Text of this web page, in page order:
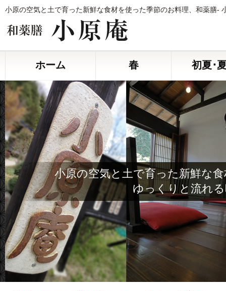
小原の空気と土で育った新鮮な食材を使った季節のお料理、和薬膳-
ホーム 春 初夏･
小原の空気と土で育った新鮮な
ゆっくりと流れ